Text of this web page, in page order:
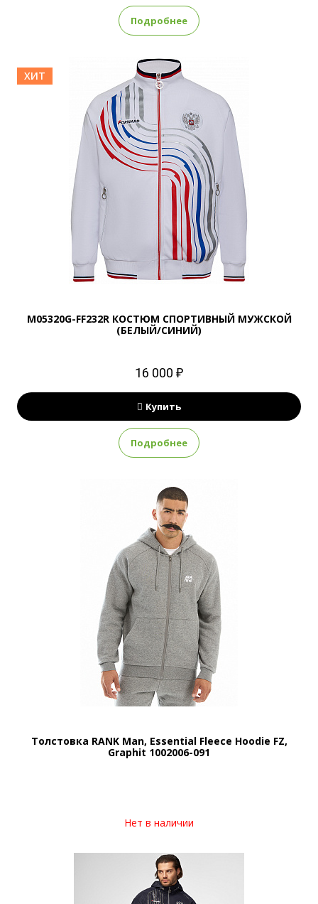
Подробнее
ХИТ
M05320G-FF232R КОСТЮМ СПОРТИВНЫЙ МУЖСКОЙ
(БЕЛЫЙ/СИНИЙ)
16 000 ₽
Купить
Подробнее
Толстовка RANK Man, Essential Fleece Hoodie FZ,
Graphit 1002006-091
Нет в наличии